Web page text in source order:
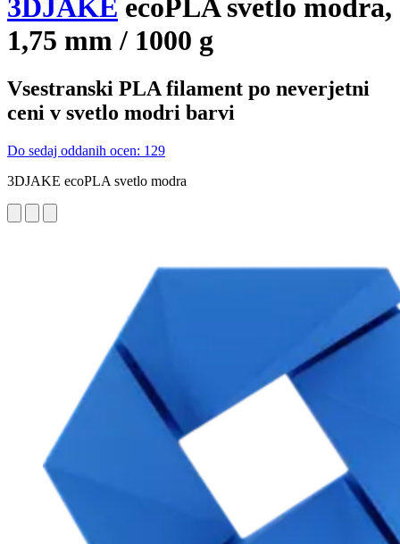
3DJAKE ecoPLA svetlo modra,
1,75 mm / 1000 g
Vsestranski PLA filament po neverjetni
ceni v svetlo modri barvi
Do sedaj oddanih ocen: 129
3DJAKE ecoPLA svetlo modra